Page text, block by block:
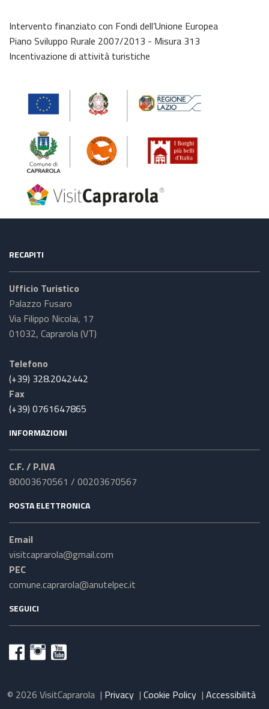
Intervento finanziato con Fondi dell’Unione Europea
Piano Sviluppo Rurale 2007/2013 - Misura 313
Incentivazione di attività turistiche
RECAPITI
Ufficio Turistico
Palazzo Fusaro
Via Filippo Nicolai, 17
01032, Caprarola (VT)
Telefono
(+39) 328.2042442
Fax
(+39) 0761647865
INFORMAZIONI
C.F. / P.IVA
80003670561 / 00203670567
POSTA ELETTRONICA
Email
visitcaprarola@gmail.com
PEC
comune.caprarola@anutelpec.it
SEGUICI
© 2026 VisitCaprarola | Privacy | Cookie Policy | Accessibilità